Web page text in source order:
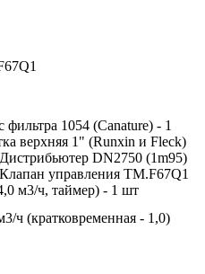
фильтра 1054 (Canature) - 1
верхняя 1" (Runxin и Fleck)
DN2750 (1m95)
управления TM.F67Q1
м3/ч, таймер) - 1 шт
ч (кратковременная - 1,0)